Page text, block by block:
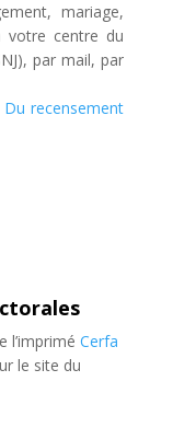
mariage,
votre centre du
par mail, par
Du recensement
l’imprimé Cerfa
le site du